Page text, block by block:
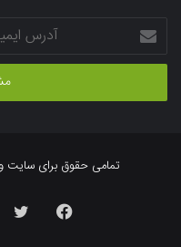
آدرس
ایمیل
خود
وارد
تمامی حقوق برای سایت
فیسبوک